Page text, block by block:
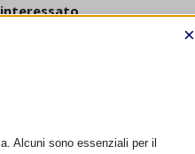
contatto e
Rime” di Giorgia
×
Alcuni sono essenziali per il